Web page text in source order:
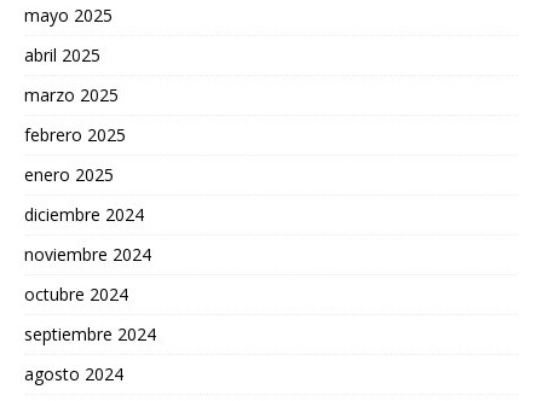
mayo 2025
abril 2025
marzo 2025
febrero 2025
enero 2025
diciembre 2024
noviembre 2024
octubre 2024
septiembre 2024
agosto 2024